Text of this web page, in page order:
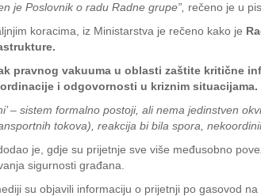
je Poslovnik o radu Radne grupe”, rečeno je u
koracima, iz Ministarstva je rečeno kako je
pravnog vakuuma u oblasti zaštite kritične
i odgovornosti u kriznim situacijama.
– sistem formalno postoji, ali nema jedinstven
tokova), reakcija bi bila spora,
je, gdje su prijetnje sve više međusobno
sigurnosti građana.
su objavili informaciju o prijetnji po gasovod